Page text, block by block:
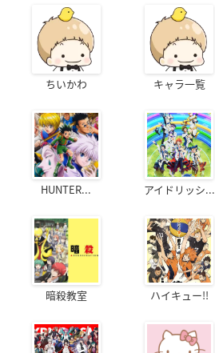
ちいかわ キャラ一覧
HUNTER... アイドリッシ...
暗殺教室 ハイキュー!!